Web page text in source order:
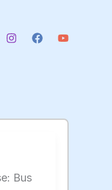
Bus